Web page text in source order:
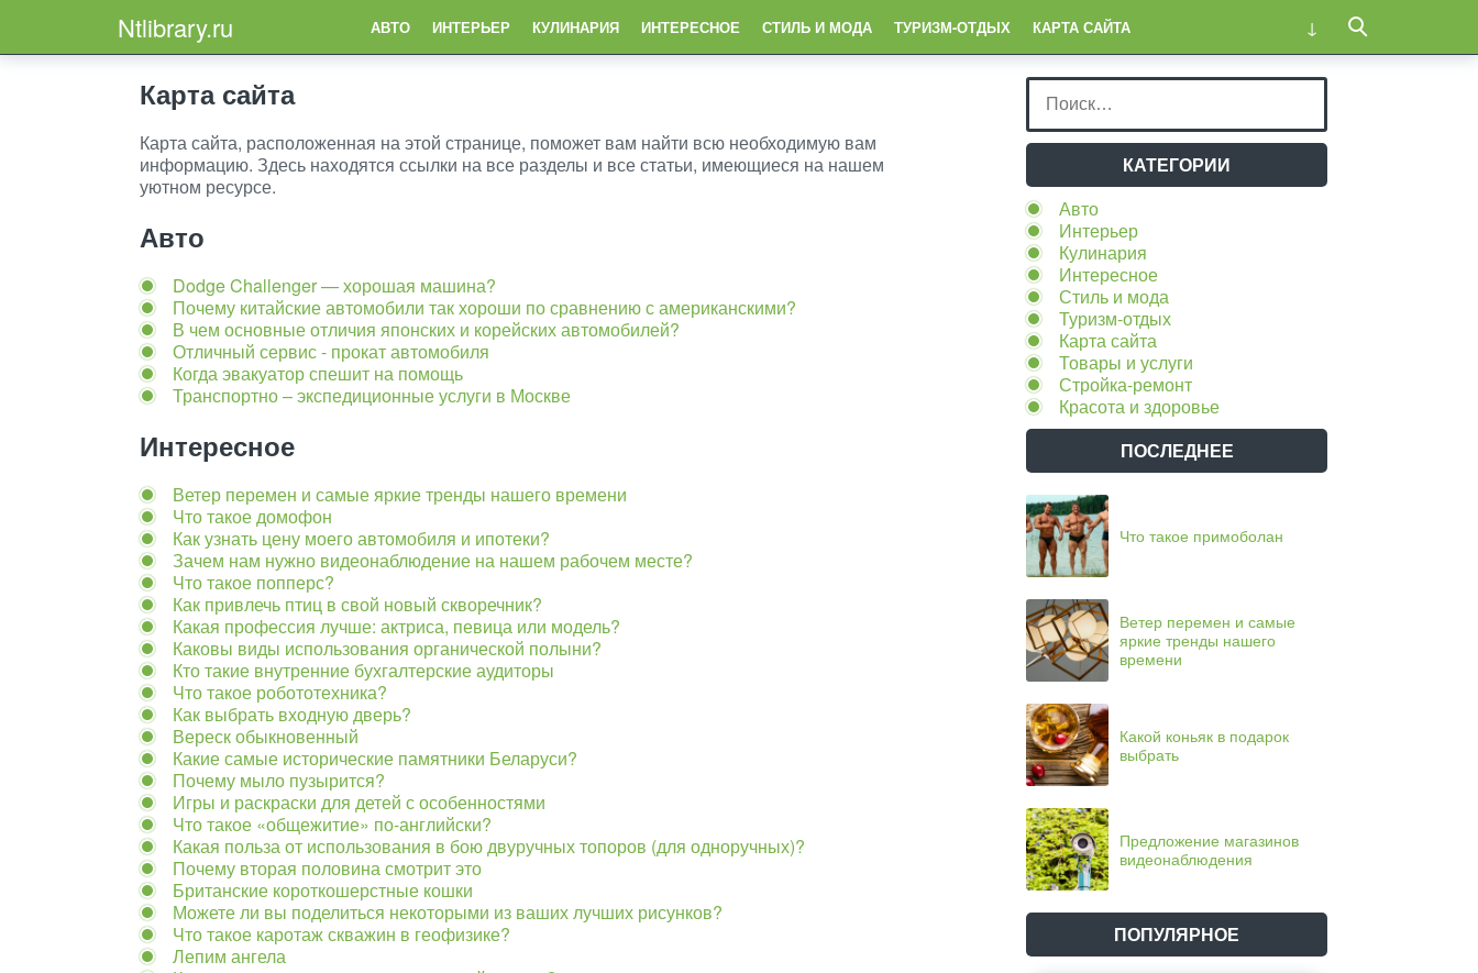
Ntlibrary.ru АВТО ИНТЕРЬЕР КУЛИНАРИЯ ИНТЕРЕСНОЕ СТИЛЬ И МОДА ТУРИЗМ-ОТДЫХ КАРТА САЙТА
Карта сайта
Карта сайта, расположенная на этой странице, поможет вам найти всю необходимую вам
информацию. Здесь находятся ссылки на все разделы и все статьи, имеющиеся на нашем
уютном ресурсе.
Авто
Dodge Challenger — хорошая машина?
Почему китайские автомобили так хороши по сравнению с американскими?
В чем основные отличия японских и корейских автомобилей?
Отличный сервис - прокат автомобиля
Когда эвакуатор спешит на помощь
Транспортно – экспедиционные услуги в Москве
Интересное
Ветер перемен и самые яркие тренды нашего времени
Что такое домофон
Как узнать цену моего автомобиля и ипотеки?
Зачем нам нужно видеонаблюдение на нашем рабочем месте?
Что такое попперс?
Как привлечь птиц в свой новый скворечник?
Какая профессия лучше: актриса, певица или модель?
Каковы виды использования органической полыни?
Кто такие внутренние бухгалтерские аудиторы
Что такое робототехника?
Как выбрать входную дверь?
Вереск обыкновенный
Какие самые исторические памятники Беларуси?
Почему мыло пузырится?
Игры и раскраски для детей с особенностями
Что такое «общежитие» по-английски?
Какая польза от использования в бою двуручных топоров (для одноручных)?
Почему вторая половина смотрит это
Британские короткошерстные кошки
Можете ли вы поделиться некоторыми из ваших лучших рисунков?
Что такое каротаж скважин в геофизике?
Лепим ангела
КАТЕГОРИИ
Авто
Интерьер
Кулинария
Интересное
Стиль и мода
Туризм-отдых
Карта сайта
Товары и услуги
Стройка-ремонт
Красота и здоровье
ПОСЛЕДНЕЕ
Что такое примоболан
Ветер перемен и самые
яркие тренды нашего
времени
Какой коньяк в подарок
выбрать
Предложение магазинов
видеонаблюдения
ПОПУЛЯРНОЕ